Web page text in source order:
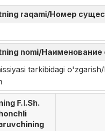
raqami/Номер
nomi/
tarkibidagi
F.I.Sh.